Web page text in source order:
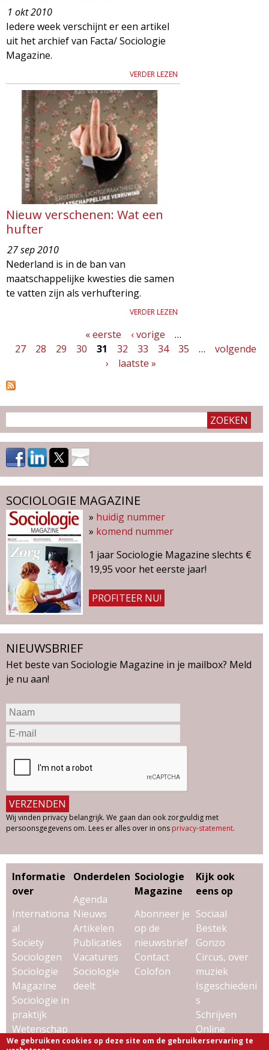
1 okt 2010
Iedere week verschijnt er een artikel
uit het archief van Facta/ Sociologie
Magazine.
VERDER LEZEN
Nieuw verschenen: Wat een
hufter
27 sep 2010
Nederland is in de ban van
maatschappelijke kwesties die samen
te vatten zijn als verhuftering.
VERDER LEZEN
g
i
n
a
'
s
« eerste ‹ vorige
…
27
28 29 30 31 32 33 34 35 …
volgende
›
laatste »
SOCIOLOGIE MAGAZINE
» huidig nummer
» komend nummer
1 jaar Sociologie Magazine slechts €
19,95 voor het eerste jaar!
PROFITEER NU!
NIEUWSBRIEF
Het beste van Sociologie Magazine in je mailbox? Meld
je nu aan!
Wij vinden privacy belangrijk. We gaan dan ook zorgvuldig met
persoonsgegevens om. Lees er alles over in ons privacy-statement.
Informatie
over
Internationa
al
Society
Sociologen
Sociologie
Magazine
Sociologie in
praktijk
Wetenschap
& sociologie
Onderdelen
Agenda
Nieuws
Artikelen
Publicaties
Vacatures
Sociologie
deelt
Sociologie
Magazine
Abonneer je
op de
nieuwsbrief
Contact
Colofon
Kijk ook
eens op
Sociaal
Bestek
Gonzo
Circus, over
muziek
Isgeschiedeni
s
Schrijven
Online
Uitgeverij
We gebruiken cookies op deze site om de gebruikerservaring te